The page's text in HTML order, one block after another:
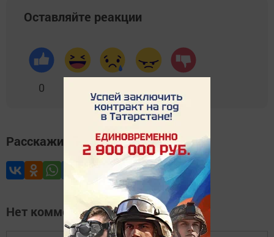
Оставляйте реакции
0
Расскажите друзьям
Нет комментариев